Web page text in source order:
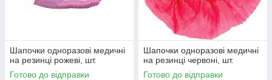
Шапочки одноразові медичні
на резинці рожеві, шт.
Готово до відправки
Шапочки одноразові медичні
на резинці червоні, шт.
Готово до відправки